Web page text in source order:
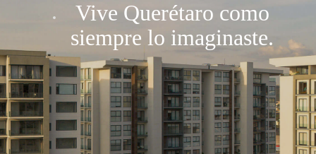
Vive Querétaro como
siempre lo imaginaste.